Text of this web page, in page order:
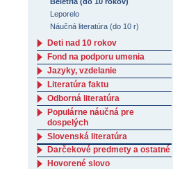
Leporelo
Náučná literatúra (do 10 r)
Deti nad 10 rokov
Fond na podporu umenia
Jazyky, vzdelanie
Literatúra faktu
Odborná literatúra
Populárne náučná pre
dospelých
Slovenská literatúra
Darčekové predmety a ostatné
Hovorené slovo